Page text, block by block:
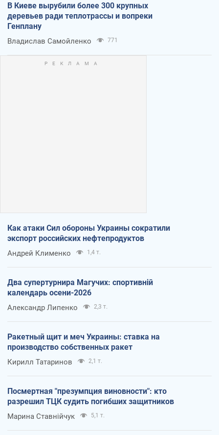
В Киеве вырубили более 300 крупных
деревьев ради теплотрассы и вопреки
Генплану
Владислав Самойленко 771
Как атаки Сил обороны Украины сократили
экспорт российских нефтепродуктов
Андрей Клименко 1,4 т.
Два супертурнира Магучих: спортивній
календарь осени-2026
Александр Липенко 2,3 т.
Ракетный щит и меч Украины: ставка на
производство собственных ракет
Кирилл Татаринов 2,1 т.
Посмертная "презумпция виновности": кто
разрешил ТЦК судить погибших защитников
Марина Ставнійчук 5,1 т.